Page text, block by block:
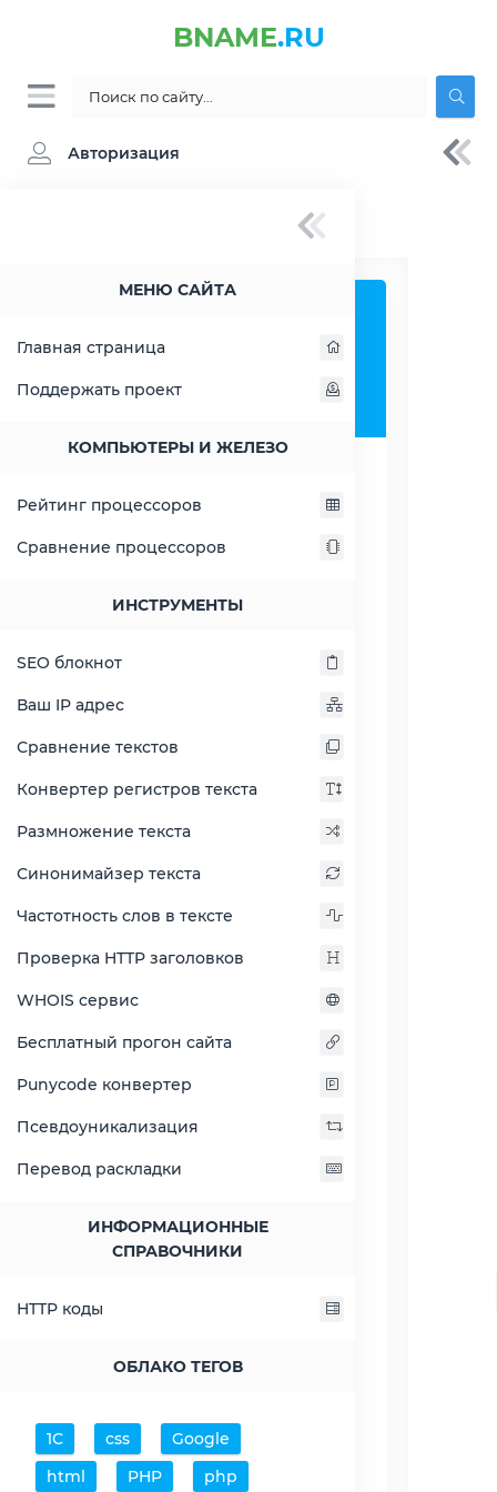
BNAME.RU
Авторизация
МЕНЮ САЙТА
Главная страница
Поддержать проект
КОМПЬЮТЕРЫ И ЖЕЛЕЗО
Рейтинг процессоров
Сравнение процессоров
ИНСТРУМЕНТЫ
SEO блокнот
Ваш IP адрес
Сравнение текстов
Конвертер регистров текста
Размножение текста
Синонимайзер текста
Частотность слов в тексте
Проверка HTTP заголовков
WHOIS сервис
Бесплатный прогон сайта
Punycode конвертер
Псевдоуникализация
Перевод раскладки
ИНФОРМАЦИОННЫЕ
СПРАВОЧНИКИ
HTTP коды
ОБЛАКО ТЕГОВ
1С css
Google
html
PHP
php
» Проверка HTTP заголовков
сервера сайта.
заголовков
узнать заголовки ответа сервера-
заголовков, узнать о редиректах и
URL сайта
Referer (Необязательно)
Получить ответ
Результат обработки
Заголовок ответа HTTP,
отсылать дополнительную
запросом или ответом сервера. В
регистронезависимой
информации, сначала прописано
название HTTP заголовка и после